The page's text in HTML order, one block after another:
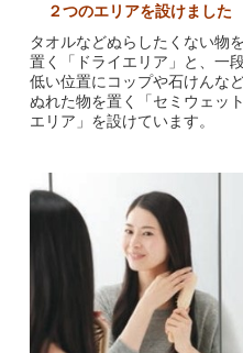
２つのエリアを設けました
タオルなどぬらしたくない物
置く「ドライエリア」と、一
低い位置にコップや石けんな
ぬれた物を置く「セミウェッ
エリア」を設けています。